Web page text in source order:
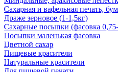
Сахарная и вафельная печать,
Драже зерновое (1-1,5кг)
Сахарные посыпки (фасовка
Посыпки маленькая фасовка
Цветной сахар
Пищевые красители
Натуральные красители